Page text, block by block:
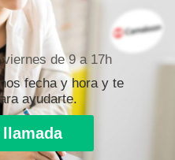
de 9 a 17h
fecha y hora y te
ayudarte.